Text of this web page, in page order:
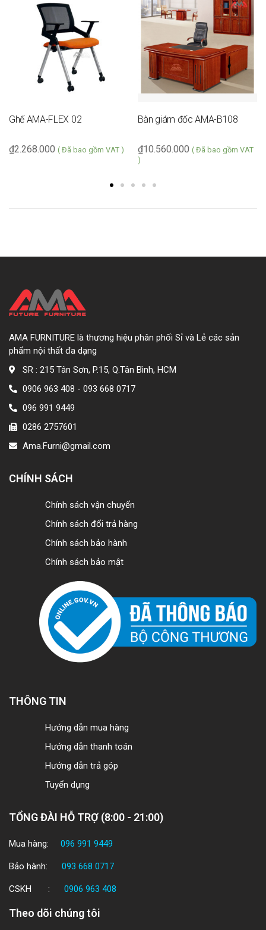
Ghế AMA-FLEX 02
2.268.000
₫ ( Đã bao gồm VAT )
Bàn giám đốc AMA-B108
10.560.000
₫
( Đã bao gồm VAT
)
AMA FURNITURE là thương hiệu phân phối Sỉ và Lẻ các sản
phẩm nội thất đa dạng
SR : 215 Tân Sơn, P.15, Q.Tân Bình, HCM
0906 963 408 - 093 668 0717
096 991 9449
0286 2757601
Ama.Furni@gmail.com
CHÍNH SÁCH
Chính sách vận chuyển
Chính sách đổi trả hàng
Chính sách bảo hành
Chính sách bảo mật
THÔNG TIN
Hướng dẫn mua hàng
Hướng dẫn thanh toán
Hướng dẫn trả góp
Tuyển dụng
TỔNG ĐÀI HỖ TRỢ (8:00 - 21:00)
Mua hàng: 096 991 9449
Bảo hành: 093 668 0717
CSKH : 0906 963 408
Theo dõi chúng tôi